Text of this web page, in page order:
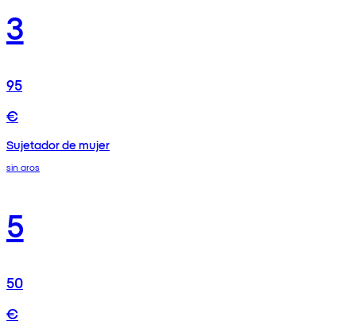
3
95
€
Sujetador de mujer
sin aros
5
50
€